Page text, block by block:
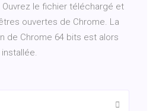
Ouvrez le fichier téléchargé et
ouvertes de Chrome. La
de Chrome 64 bits est alors